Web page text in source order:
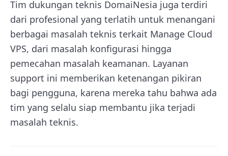
Tim dukungan teknis DomaiNesia juga terdiri
dari profesional yang terlatih untuk menangani
berbagai masalah teknis terkait Manage Cloud
VPS, dari masalah konfigurasi hingga
pemecahan masalah keamanan. Layanan
support ini memberikan ketenangan pikiran
bagi pengguna, karena mereka tahu bahwa ada
tim yang selalu siap membantu jika terjadi
masalah teknis.